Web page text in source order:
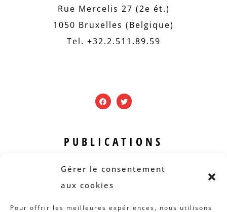
Gérer le consentement
aux cookies
Pour offrir les meilleures expériences, nous utilisons
Rue Mercelis 27 (2e ét.)
1050 Bruxelles (Belgique)
Tel. +32.2.511.89.59
PUBLICATIONS
Revue B.I.S.
Rapports et analyses
Articles